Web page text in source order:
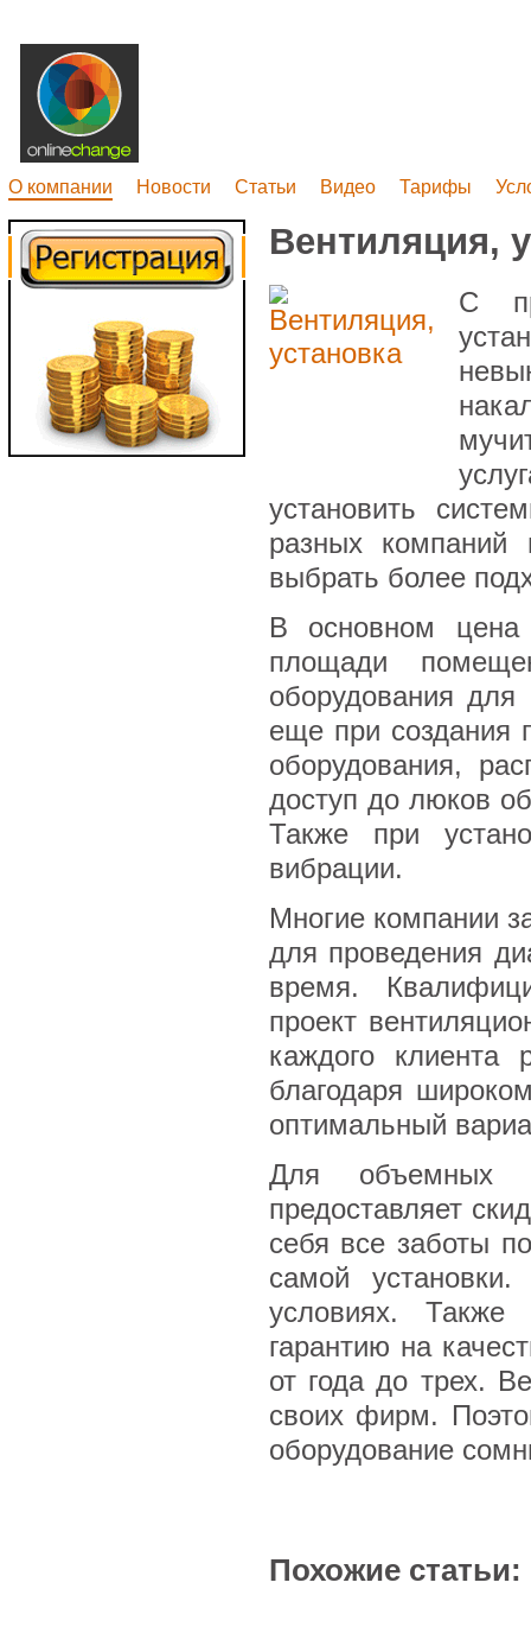
О компании Новости Статьи Видео Тарифы
Вентиляция,
С
установить
разных компаний
выбрать более
В основном цена
площади
оборудования для
еще при создания
оборудования,
доступ до люков
Также при
вибрации.
Многие компании
для проведения
время.
проект
каждого клиента
благодаря
оптимальный
Для объемных
предоставляет
себя все заботы
самой
условиях. Также
гарантию на
от года до трех.
своих фирм.
оборудование
Похожие статьи: